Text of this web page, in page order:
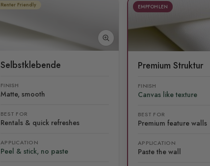
Renter Friendly
Selbstklebende
FINISH
Matte, smooth
BEST FOR
Rentals & quick refreshes
APPLICATION
Peel & stick, no paste
EMPFOHLEN
Premium Struktur
FINISH
Canvas like texture
BEST FOR
Premium feature walls
APPLICATION
Paste the wall